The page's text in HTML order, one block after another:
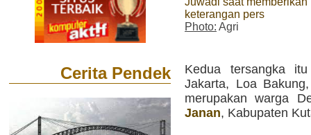
Cerita Pendek
keterangan pers
Photo: Agri
Kedua tersangka
Jakarta, Loa
merupakan warga
Janan, Kabupaten